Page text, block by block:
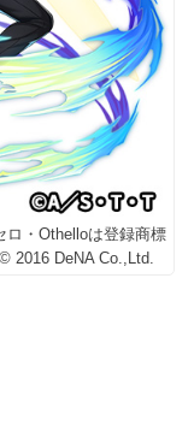
・Othelloは登録商標
2016 DeNA Co.,Ltd.